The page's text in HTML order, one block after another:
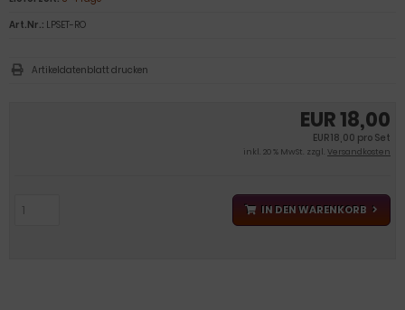
EUR 18,00
EUR 18,00 pro Set
inkl. 20 % MwSt. zzgl. Versandkosten
IN DEN WARENKORB
Art.Nr.: LPSET-RO
Artikeldatenblatt drucken